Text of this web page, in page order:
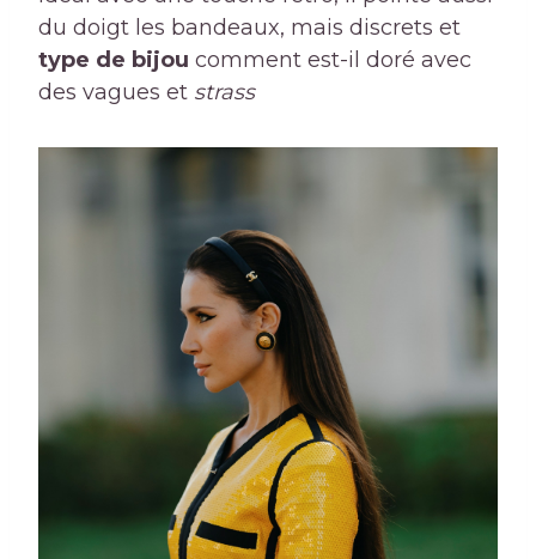
du doigt les bandeaux, mais discrets et
type de bijou comment est-il doré avec
des vagues et strass